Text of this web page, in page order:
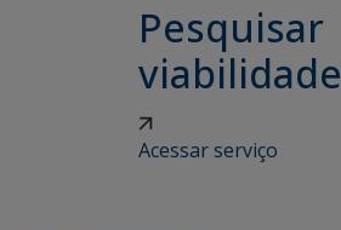
Pesquisar
viabilidade
Acessar serviço